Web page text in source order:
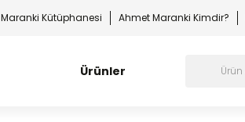
Maranki Kütüphanesi Ahmet Maranki Kimdir?
Ürünler